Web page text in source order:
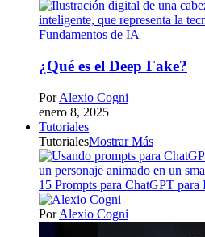
Fundamentos de IA
¿Qué es el Deep Fake?
Por Alexio Cogni
enero 8, 2025
Tutoriales
TutorialesMostrar Más
15 Prompts para ChatGPT para
Por Alexio Cogni